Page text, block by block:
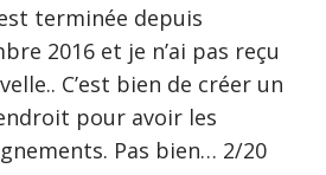
terminée depuis
2016 et je n’ai pas reçu
C’est bien de créer un
pour avoir les
Pas bien… 2/20